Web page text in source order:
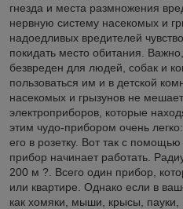
гнезда и места размножения
нервную систему насекомых и
надоедливых вредителей
покидать место обитания.
безвреден для людей, собак и
пользоваться им и в детской
насекомых и грызунов не
электроприборов, которые
этим чудо-прибором очень
его в розетку. Вот так с
прибор начинает работать.
200 м ?. Всего один прибор,
или квартире. Однако если в
как хомяки, мыши, крысы, пауки,